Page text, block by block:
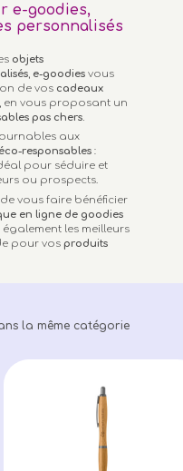
e-goodies,
personnalisés
objets
, e-goodies vous
de vos cadeaux
en vous proposant un
pas chers.
aux
éco-responsables :
pour séduire et
ou prospects.
vous faire bénéficier
en ligne de goodies
les meilleurs
pour vos produits
la même catégorie